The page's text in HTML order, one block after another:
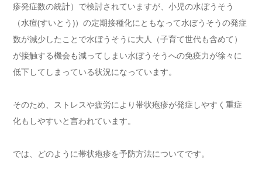
疹発症数の統計）で検討されていますが、小児の水ぼうそう
（水痘(すいとう)）の定期接種化にともなって水ぼうそうの発症
数が減少したことで水ぼうそうに大人（子育て世代も含めて）
が接触する機会も減ってしまい水ぼうそうへの免疫力が徐々に
低下してしまっている状況になっています。
そのため、ストレスや疲労により帯状疱疹が発症しやすく重症
化もしやすいと言われています。
では、どのように帯状疱疹を予防方法についてです。